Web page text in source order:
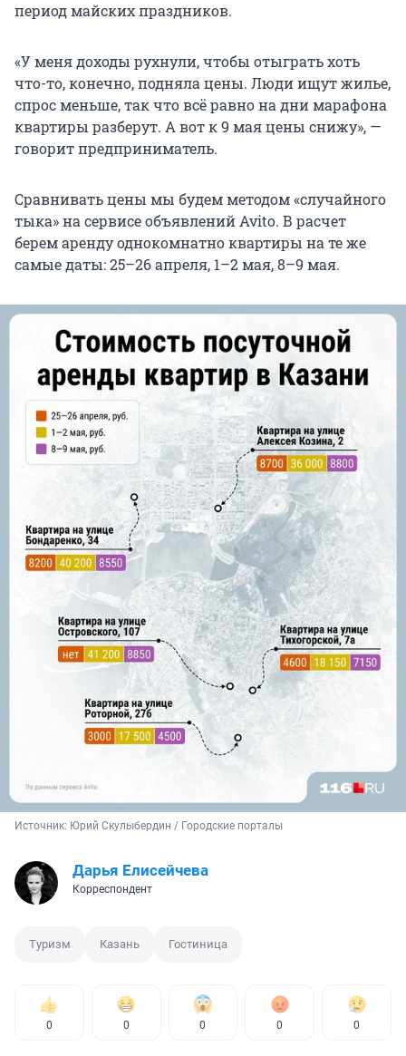
период майских праздников.
«У меня доходы рухнули, чтобы отыграть хоть
что-то, конечно, подняла цены. Люди ищут жилье,
спрос меньше, так что всё равно на дни марафона
квартиры разберут. А вот к 9 мая цены снижу», —
говорит предприниматель.
Сравнивать цены мы будем методом «случайного
тыка» на сервисе объявлений Avito. В расчет
берем аренду однокомнатно квартиры на те же
самые даты: 25–26 апреля, 1–2 мая, 8–9 мая.
Источник: Юрий Скулыбердин / Городские порталы
Дарья Елисейчева
Корреспондент
Туризм Казань Гостиница
0 0 0 0 0